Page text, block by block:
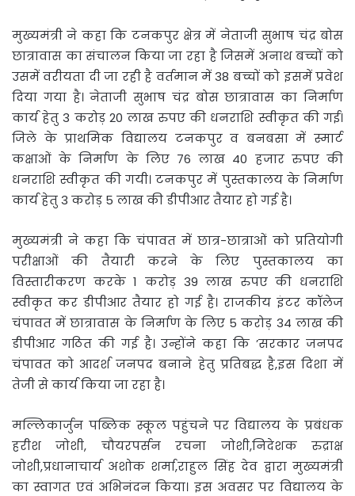
मुख्यमंत्री ने कहा कि टनकपुर क्षेत्र में नेताजी सुभाष चंद्र बोस
छात्रावास का संचालन किया जा रहा है जिसमें अनाथ बच्चों को
उसमें वरीयता दी जा रही है वर्तमान में 38 बच्चों को इसमें प्रवेश
दिया गया है। नेताजी सुभाष चंद्र बोस छात्रावास का निर्माण
कार्य हेतु 3 करोड़ 20 लाख रुपए की धनराशि स्वीकृत की गई।
जिले के प्राथमिक विद्यालय टनकपुर व बनबसा में स्मार्ट
कक्षाओं के निर्माण के लिए 76 लाख 40 हजार रुपए की
धनराशि स्वीकृत की गयी। टनकपुर में पुस्तकालय के निर्माण
कार्य हेतु 3 करोड़ 5 लाख की डीपीआर तैयार हो गई है।
मुख्यमंत्री ने कहा कि चंपावत में छात्र-छात्राओं को प्रतियोगी
परीक्षाओं की तैयारी करने के लिए पुस्तकालय का
विस्तारीकरण करके 1 करोड़ 39 लाख रुपए की धनराशि
स्वीकृत कर डीपीआर तैयार हो गई है। राजकीय इंटर कॉलेज
चंपावत में छात्रावास के निर्माण के लिए 5 करोड़ 34 लाख की
डीपीआर गठित की गई है। उन्होंने कहा कि ’सरकार जनपद
चंपावत को आदर्श जनपद बनाने हेतु प्रतिबद्ध है,इस दिशा में
तेजी से कार्य किया जा रहा है।
मल्लिकार्जुन पब्लिक स्कूल पहुंचने पर विद्यालय के प्रबंधक
हरीश जोशी, चौयरपर्सन रचना जोशी,निदेशक रुद्राक्ष
जोशी,प्रधानाचार्य अशोक शर्मा,राहुल सिंह देव द्वारा मुख्यमंत्री
का स्वागत एवं अभिनंदन किया। इस अवसर पर विद्यालय के